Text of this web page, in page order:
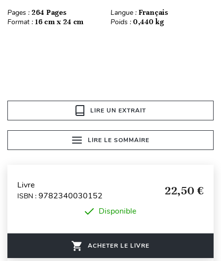
Pages : 264 Pages Langue : Français
Format : 16 cm x 24 cm Poids : 0,440 kg
LIRE UN EXTRAIT
LIRE LE SOMMAIRE
Livre
ISBN : 9782340030152 22,50 €
Disponible
ACHETER LE LIVRE